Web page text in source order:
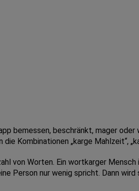
bemessen, beschränkt, mager
Kombinationen „karge Mahlzeit“,
von Worten. Ein wortkarger
Person nur wenig spricht. Dann